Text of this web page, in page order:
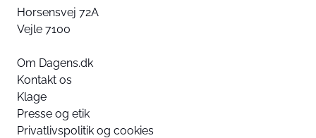
Horsensvej 72A
Vejle 7100
Om Dagens.dk
Kontakt os
Klage
Presse og etik
Privatlivspolitik og cookies